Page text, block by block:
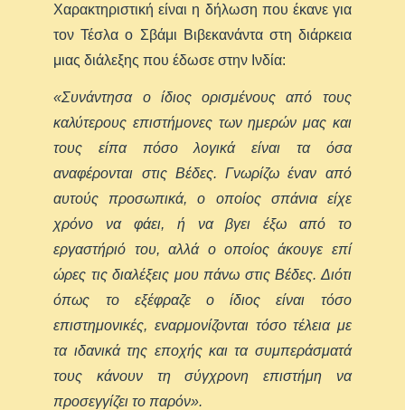
Χαρακτηριστική είναι η δήλωση που έκανε για
τον Τέσλα ο Σβάμι Βιβεκανάντα στη διάρκεια
μιας διάλεξης που έδωσε στην Ινδία:
«Συνάντησα ο ίδιος ορισμένους από τους
καλύτερους επιστήμονες των ημερών μας και
τους είπα πόσο λογικά είναι τα όσα
αναφέρονται στις Βέδες. Γνωρίζω έναν από
αυτούς προσωπικά, ο οποίος σπάνια είχε
χρόνο να φάει, ή να βγει έξω από το
εργαστήριό του, αλλά ο οποίος άκουγε επί
ώρες τις διαλέξεις μου πάνω στις Βέδες. Διότι
όπως το εξέφραζε ο ίδιος είναι τόσο
επιστημονικές, εναρμονίζονται τόσο τέλεια με
τα ιδανικά της εποχής και τα συμπεράσματά
τους κάνουν τη σύγχρονη επιστήμη να
προσεγγίζει το παρόν».